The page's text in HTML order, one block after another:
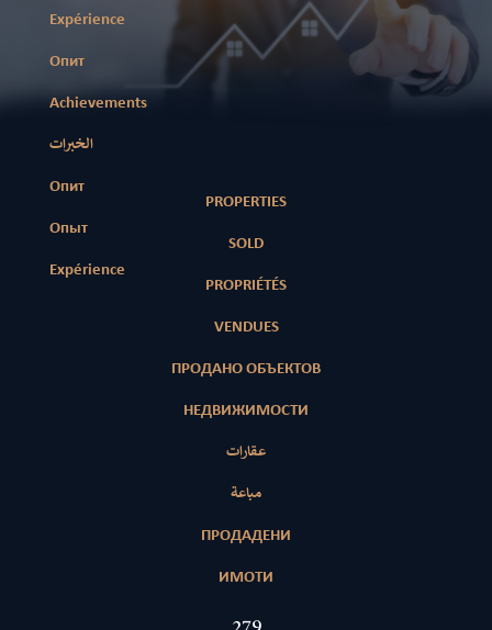
Expérience
Опит
Achievements
الخبرات
Опит
Опыт
Expérience
PROPERTIES
SOLD
PROPRIÉTÉS
VENDUES
ПРОДАНО ОБЪЕКТОВ
НЕДВИЖИМОСТИ
عقارات
مباعة
ПРОДАДЕНИ
ИМОТИ